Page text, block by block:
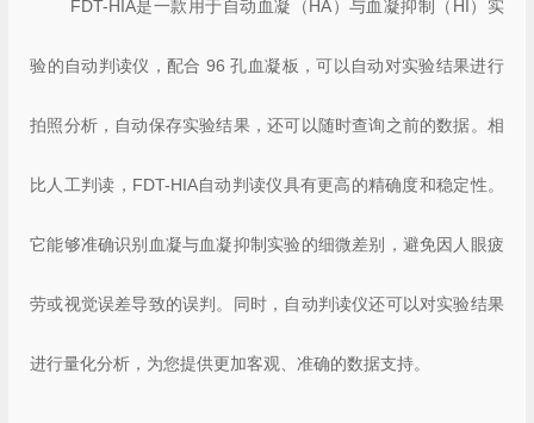
FDT-HIA是一款用于自动血凝（HA）与血凝抑制（HI）实
验的自动判读仪，配合 96 孔血凝板，可以自动对实验结果进行
拍照分析，自动保存实验结果，还可以随时查询之前的数据。相
比人工判读，FDT-HIA自动判读仪具有更高的精确度和稳定性。
它能够准确识别血凝与血凝抑制实验的细微差别，避免因人眼疲
劳或视觉误差导致的误判。同时，自动判读仪还可以对实验结果
进行量化分析，为您提供更加客观、准确的数据支持。